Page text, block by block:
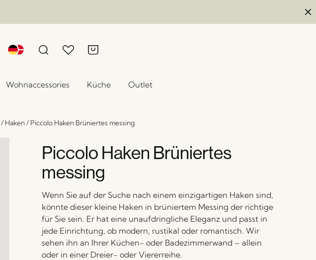
Wohnaccessories Küche Outlet
/ Haken/ Piccolo Haken Brüniertes messing
Piccolo Haken Brüniertes
messing
Wenn Sie auf der Suche nach einem einzigartigen Haken sind,
könnte dieser kleine Haken in brüniertem Messing der richtige
für Sie sein. Er hat eine unaufdringliche Eleganz und passt in
jede Einrichtung, ob modern, rustikal oder romantisch. Wir
sehen ihn an Ihrer Küchen- oder Badezimmerwand – allein
oder in einer Dreier- oder Viererreihe.